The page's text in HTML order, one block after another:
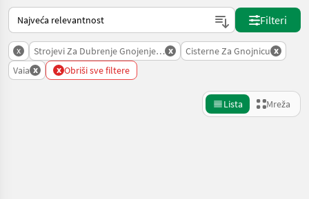
Način na koji sortira Landwirt.com
Filteri
x Strojevi Za Dubrenje Gnojenje I Navodnjavanje
x Cisterne Za Gnojnicu x
Vaia x x Obriši sve filtere
Lista Mreža